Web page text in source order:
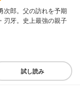
次郎。父の訪れを予期
刃牙。史上最強の親子
試し読み